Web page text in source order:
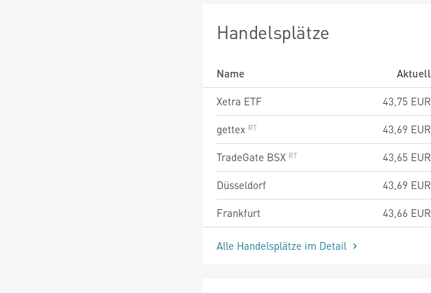
Handelsplätze
Name Aktuell
Xetra ETF
43,75 EUR
gettex
43,69 EUR
TradeGate BSX
43,65 EUR
Düsseldorf
43,69 EUR
Frankfurt
43,66 EUR
Alle Handelsplätze im Detail